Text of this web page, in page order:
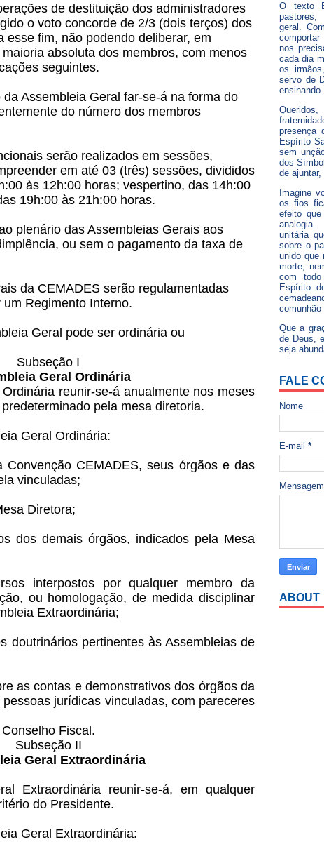
de destituição dos administradores
o voto concorde de 2/3 (dois terços) dos
esse fim, não podendo deliberar, em
absoluta dos membros, com menos
seguintes.
da Assembleia Geral far-se-á na forma do
do número dos membros
serão realizados em sessões,
em até 03 (três) sessões, divididos
às 12h:00 horas; vespertino, das 14h:00
19h:00 às 21h:00 horas.
plenário das Assembleias Gerais aos
ou sem o pagamento da taxa de
da CEMADES serão regulamentadas
Regimento Interno.
Geral pode ser ordinária ou
Subseção I
Geral Ordinária
reunir-se-á anualmente nos meses
pela mesa diretoria.
Geral Ordinária:
CEMADES, seus órgãos e das
vinculadas;
Diretora;
dos demais órgãos, indicados pela Mesa
interpostos por qualquer membro da
ou homologação, de medida disciplinar
Extraordinária;
doutrinários pertinentes às Assembleias de
as contas e demonstrativos dos órgãos da
jurídicas vinculadas, com pareceres
Conselho Fiscal.
Subseção II
Geral Extraordinária
Extraordinária reunir-se-á, em qualquer
do Presidente.
Geral Extraordinária:
O texto
pastores,
geral.
nos
cada dia
os
servo de
ensinando.
presença
Espírito
sem
dos
de
Imagine
os fios
efeito
analogia.
unitária
sobre o
unido que
morte,
com
Espírito
Que a
de Deus,
seja
FALE
Nome
E-mail *
ABOUT